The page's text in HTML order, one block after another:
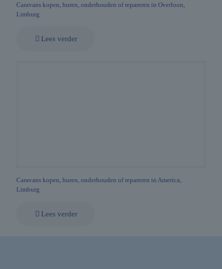
Caravans kopen, huren, onderhouden of repareren in Overloon,
Limburg
Lees verder
Caravans kopen, huren, onderhouden of repareren in America,
Limburg
Lees verder